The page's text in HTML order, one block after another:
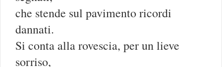
che stende sul pavimento ricordi
dannati.
Si conta alla rovescia, per un lieve
sorriso,